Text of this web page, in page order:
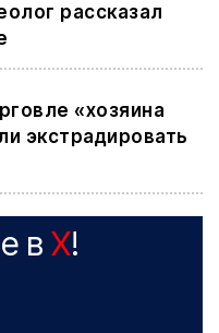
рассказал
«хозяина
экстрадировать
в X!